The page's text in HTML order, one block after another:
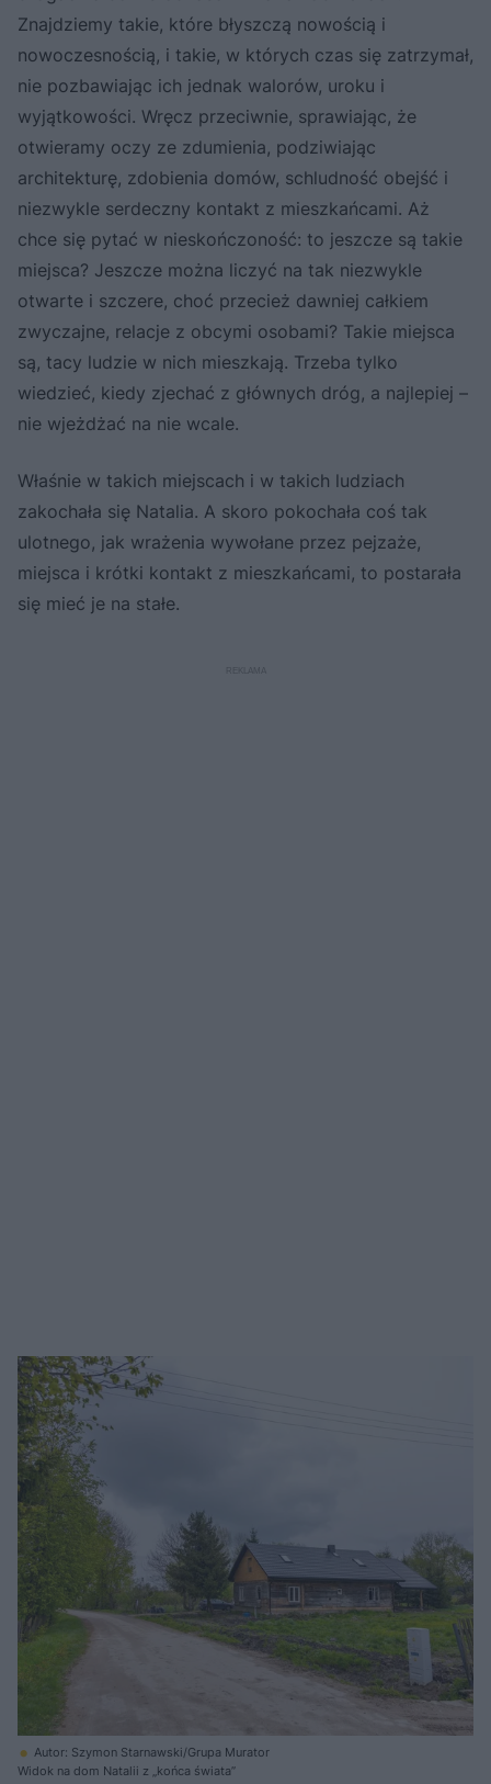
Znajdziemy takie, które błyszczą nowością i
nowoczesnością, i takie, w których czas się zatrzymał,
nie pozbawiając ich jednak walorów, uroku i
wyjątkowości. Wręcz przeciwnie, sprawiając, że
otwieramy oczy ze zdumienia, podziwiając
architekturę, zdobienia domów, schludność obejść i
niezwykle serdeczny kontakt z mieszkańcami. Aż
chce się pytać w nieskończoność: to jeszcze są takie
miejsca? Jeszcze można liczyć na tak niezwykle
otwarte i szczere, choć przecież dawniej całkiem
zwyczajne, relacje z obcymi osobami? Takie miejsca
są, tacy ludzie w nich mieszkają. Trzeba tylko
wiedzieć, kiedy zjechać z głównych dróg, a najlepiej –
nie wjeżdżać na nie wcale.
Właśnie w takich miejscach i w takich ludziach
zakochała się Natalia. A skoro pokochała coś tak
ulotnego, jak wrażenia wywołane przez pejzaże,
miejsca i krótki kontakt z mieszkańcami, to postarała
się mieć je na stałe.
Autor: Szymon Starnawski/Grupa Murator
Widok na dom Natalii z „końca świata”